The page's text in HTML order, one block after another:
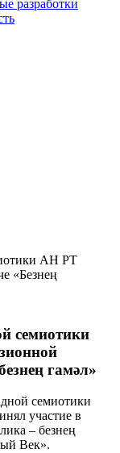
разработки
семиотики
гамәл»
семиотики
участие в
– безнең
Век».